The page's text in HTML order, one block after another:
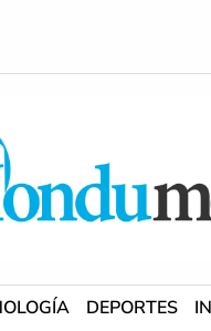
DEPORTES